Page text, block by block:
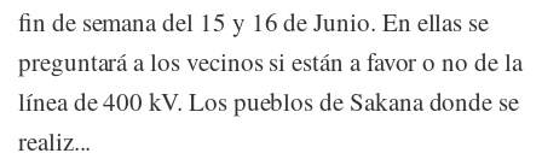
fin de semana del 15 y 16 de Junio. En ellas se
preguntará a los vecinos si están a favor o no de la
línea de 400 kV. Los pueblos de Sakana donde se
realiz...